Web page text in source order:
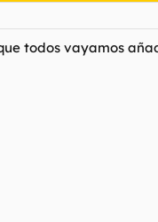
todos vayamos